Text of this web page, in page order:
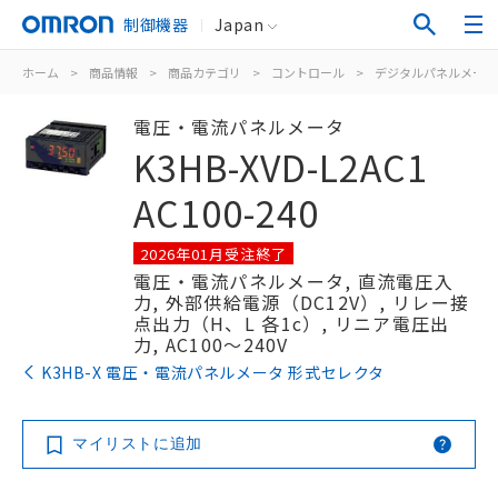
制御機器 Japan
ホーム > 商品情報 > 商品カテゴリ > コントロール > デジタルパネルメータ
電圧・電流パネルメータ
K3HB-XVD-L2AC1
AC100-240
2026年01月受注終了
電圧・電流パネルメータ, 直流電圧入
力, 外部供給電源（DC12V）, リレー接
点出力（H、L 各1c）, リニア電圧出
力, AC100～240V
K3HB-X 電圧・電流パネルメータ 形式セレクタ
マイリストに追加